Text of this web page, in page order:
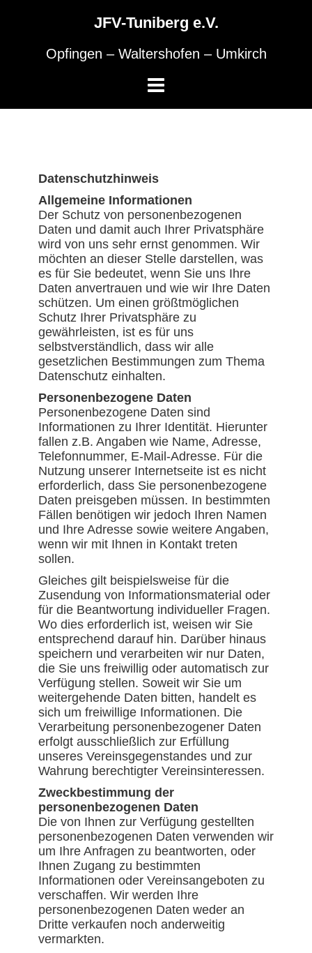
JFV-Tuniberg e.V.
Opfingen – Waltershofen – Umkirch
Datenschutzhinweis
Allgemeine Informationen
Der Schutz von personenbezogenen
Daten und damit auch Ihrer Privatsphäre
wird von uns sehr ernst genommen. Wir
möchten an dieser Stelle darstellen, was
es für Sie bedeutet, wenn Sie uns Ihre
Daten anvertrauen und wie wir Ihre Daten
schützen. Um einen größtmöglichen
Schutz Ihrer Privatsphäre zu
gewährleisten, ist es für uns
selbstverständlich, dass wir alle
gesetzlichen Bestimmungen zum Thema
Datenschutz einhalten.
Personenbezogene Daten
Personenbezogene Daten sind
Informationen zu Ihrer Identität. Hierunter
fallen z.B. Angaben wie Name, Adresse,
Telefonnummer, E-Mail-Adresse. Für die
Nutzung unserer Internetseite ist es nicht
erforderlich, dass Sie personenbezogene
Daten preisgeben müssen. In bestimmten
Fällen benötigen wir jedoch Ihren Namen
und Ihre Adresse sowie weitere Angaben,
wenn wir mit Ihnen in Kontakt treten
sollen.
Gleiches gilt beispielsweise für die
Zusendung von Informationsmaterial oder
für die Beantwortung individueller Fragen.
Wo dies erforderlich ist, weisen wir Sie
entsprechend darauf hin. Darüber hinaus
speichern und verarbeiten wir nur Daten,
die Sie uns freiwillig oder automatisch zur
Verfügung stellen. Soweit wir Sie um
weitergehende Daten bitten, handelt es
sich um freiwillige Informationen. Die
Verarbeitung personenbezogener Daten
erfolgt ausschließlich zur Erfüllung
unseres Vereinsgegenstandes und zur
Wahrung berechtigter Vereinsinteressen.
Zweckbestimmung der
personenbezogenen Daten
Die von Ihnen zur Verfügung gestellten
personenbezogenen Daten verwenden wir
um Ihre Anfragen zu beantworten, oder
Ihnen Zugang zu bestimmten
Informationen oder Vereinsangeboten zu
verschaffen. Wir werden Ihre
personenbezogenen Daten weder an
Dritte verkaufen noch anderweitig
vermarkten.